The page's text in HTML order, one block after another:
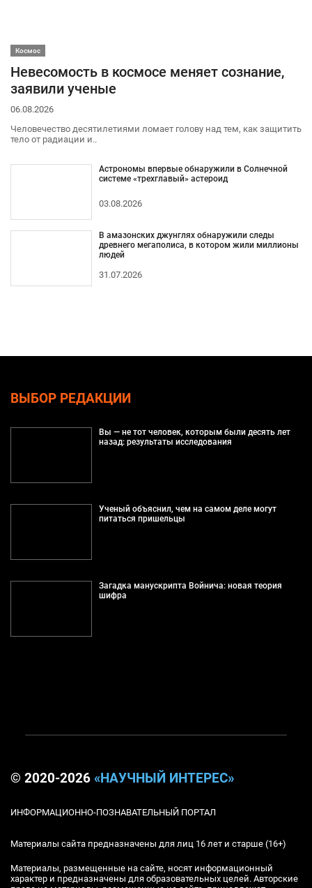
Космос
Невесомость в космосе меняет сознание,
заявили ученые
06.08.2026
Человечество десятилетиями ломает голову над тем, как защитить
тело от радиации и..
Астрономы впервые обнаружили в Солнечной
системе «трехглавый» астероид
03.08.2026
В амазонских джунглях обнаружили следы
древнего мегаполиса, в котором жили миллионы
людей
31.07.2026
ВЫБОР РЕДАКЦИИ
Вы — не тот человек, которым были десять лет
назад: результаты исследования
Ученый объяснил, чем на самом деле могут
питаться пришельцы
Загадка манускрипта Войнича: новая теория
шифра
© 2020-2026 «НАУЧНЫЙ ИНТЕРЕС»
ИНФОРМАЦИОННО-ПОЗНАВАТЕЛЬНЫЙ ПОРТАЛ
Материалы сайта предназначены для лиц 16 лет и старше (16+)
Материалы, размещенные на сайте, носят информационный
характер и предназначены для образовательных целей. Авторские